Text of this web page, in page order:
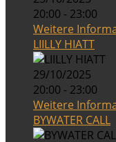
20:00 - 23:00
Weitere
LIILLY HIATT
29/10/2025
20:00 - 23:00
Weitere
BYWATER CALL